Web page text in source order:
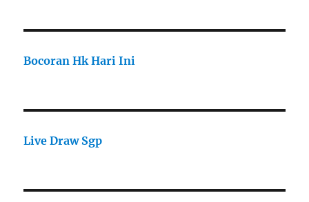
Bocoran Hk Hari Ini
Live Draw Sgp